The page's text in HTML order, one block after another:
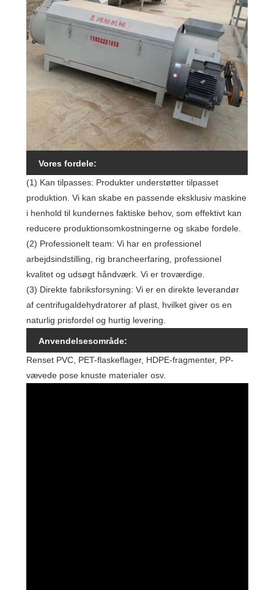
Vores fordele:
(1) Kan tilpasses: Produkter understøtter tilpasset
produktion. Vi kan skabe en passende eksklusiv maskine
i henhold til kundernes faktiske behov, som effektivt kan
reducere produktionsomkostningerne og skabe fordele.
(2) Professionelt team: Vi har en professionel
arbejdsindstilling, rig brancheerfaring, professionel
kvalitet og udsøgt håndværk. Vi er troværdige.
(3) Direkte fabriksforsyning: Vi er en direkte leverandør
af centrifugaldehydratorer af plast, hvilket giver os en
naturlig prisfordel og hurtig levering.
Anvendelsesområde:
Renset PVC, PET-flaskeflager, HDPE-fragmenter, PP-
vævede pose knuste materialer osv.